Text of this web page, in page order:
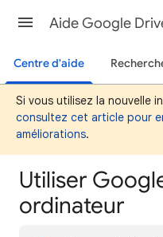
Aide Google
Centre d'aide
Si vous utilisez la nouvelle
consultez cet article pour
améliorations.
Utiliser
ordinateur